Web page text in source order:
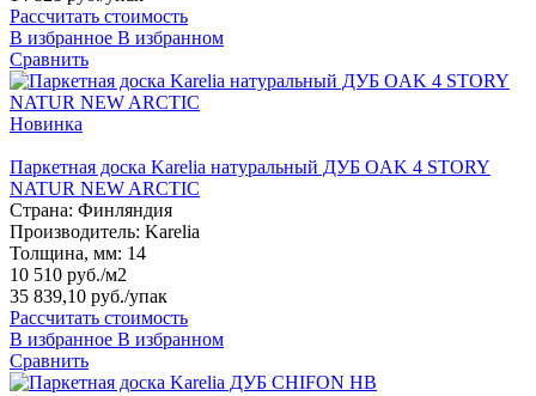
Рассчитать стоимость
В избранное В избранном
Сравнить
Новинка
Паркетная доска Karelia натуральный ДУБ OAK 4 STORY
NATUR NEW ARCTIC
Страна: Финляндия
Производитель: Karelia
Толщина, мм: 14
10 510 руб./м2
35 839,10 руб./упак
Рассчитать стоимость
В избранное В избранном
Сравнить